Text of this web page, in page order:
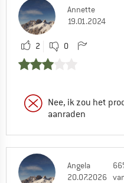
Annette
19.01.2024
2 0
Nee, ik zou het
aanraden
Angela
20.07.2026